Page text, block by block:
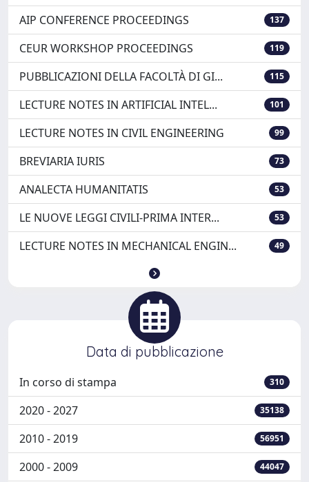
AIP CONFERENCE PROCEEDINGS 137
CEUR WORKSHOP PROCEEDINGS 119
PUBBLICAZIONI DELLA FACOLTÀ DI GI... 115
LECTURE NOTES IN ARTIFICIAL INTEL... 101
LECTURE NOTES IN CIVIL ENGINEERING 99
BREVIARIA IURIS 73
ANALECTA HUMANITATIS 53
LE NUOVE LEGGI CIVILI-PRIMA INTER... 53
LECTURE NOTES IN MECHANICAL ENGIN... 49
Data di pubblicazione
In corso di stampa 310
2020 - 2027 35138
2010 - 2019 56951
2000 - 2009 44047